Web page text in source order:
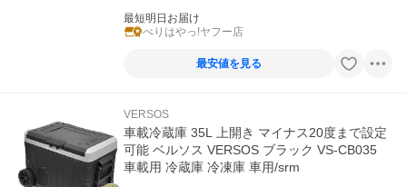
最短明日お届け
べりはやっ!ヤフー店
最安値を見る
VERSOS
車載冷蔵庫 35L 上開き マイナス20度まで設定
可能 ベルソス VERSOS ブラック VS-CB035
車載用 冷蔵庫 冷凍庫 車用/srm